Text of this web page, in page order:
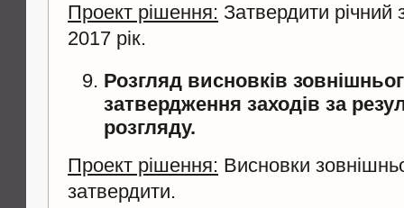
Проект рішення: Затвердити річний
2017 рік.
Розгляд висновків
затвердження заходів за
розгляду.
Проект рішення: Висновки
затвердити.